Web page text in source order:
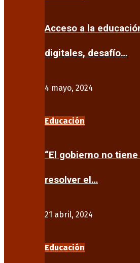
Acceso a la
digitales, desafío…
4 mayo, 2024
Educación
“El gobierno no
resolver el…
21 abril, 2024
Educación